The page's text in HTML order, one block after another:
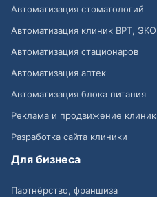
Автоматизация стоматологий
Автоматизация клиник ВРТ, ЭКО
Автоматизация стационаров
Автоматизация аптек
Автоматизация блока питания
Реклама и продвижение клиник
Разработка сайта клиники
Для бизнеса
Партнёрство, франшиза